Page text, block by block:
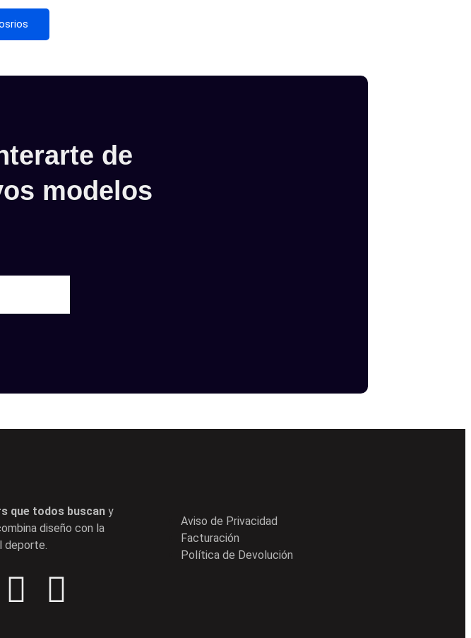
de
modelos
que todos buscan y
diseño con la
deporte.
Aviso de Privacidad
Facturación
Política de Devolución